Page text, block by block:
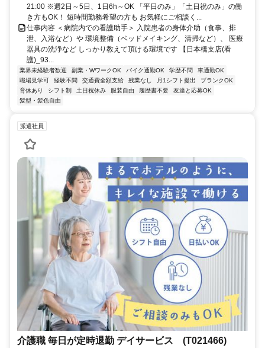
21:00 ※週2日～5日、1日6h～OK 「平日のみ」「土日祝のみ」の働
き方もOK！ 短時間勤務希望の方も お気軽にご相談く...
仕事内容 ＜病院内での看護助手＞ 入院患者の身体介助（食事、排
泄、入浴など）や 環境整備（ベッドメイキング、清掃など）、 医療
器具の洗浄など しっかり教えて頂ける環境です 【日本橋支店(看
護)_93...
業界未経験者歓迎 副業・WワークOK バイク通勤OK 学歴不問
車通勤OK
職場見学可
経験不問 交通費全額支給 残業なし 月1シフト提出
ブランクOK
育休あり
シフト制 土日祝休み 服装自由 履歴書不要
友達と応募OK
髪型・髪色自由
派遣社員
介護職 毎日が定時退勤 デイサービス (T021466)